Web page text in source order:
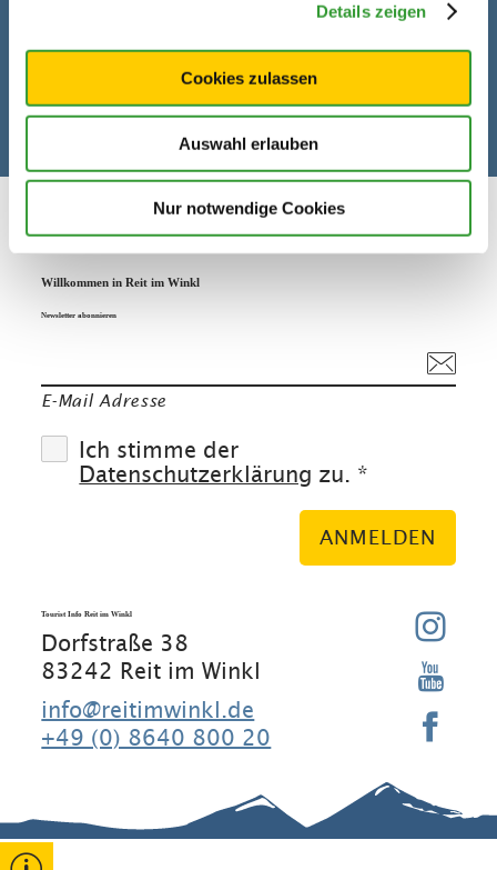
Details zeigen
Cookies zulassen
Auswahl erlauben
Nur notwendige Cookies
Willkommen in Reit im Winkl
Newsletter abonnieren
E-Mail Adresse
Ich stimme der
Datenschutzerklärung zu. *
ANMELDEN
Tourist Info Reit im Winkl
Dorfstraße 38
83242 Reit im Winkl
info@reitimwinkl.de
+49 (0) 8640 800 20
Gut zu wissen